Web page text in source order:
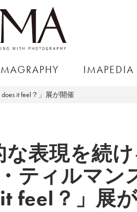
IMAPEDIA
it feel？」展が開催
表現を続け
ティルマン
feel？」展